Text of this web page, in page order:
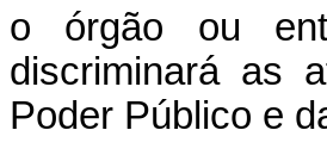
o órgão ou
discriminará as
Poder Público e